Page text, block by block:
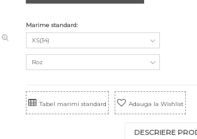
Marime standard:
XS(34)
Roz
Tabel marimi standard Adauga la Wishlist
DESCRIERE